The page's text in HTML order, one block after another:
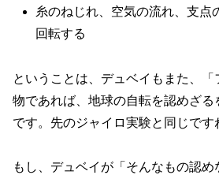
糸のねじれ、空気の流れ、支点
回転する
ということは、デュベイもまた、
物であれば、地球の自転を認めざ
です。先のジャイロ実験と同じです
もし、デュベイが「そんなもの認